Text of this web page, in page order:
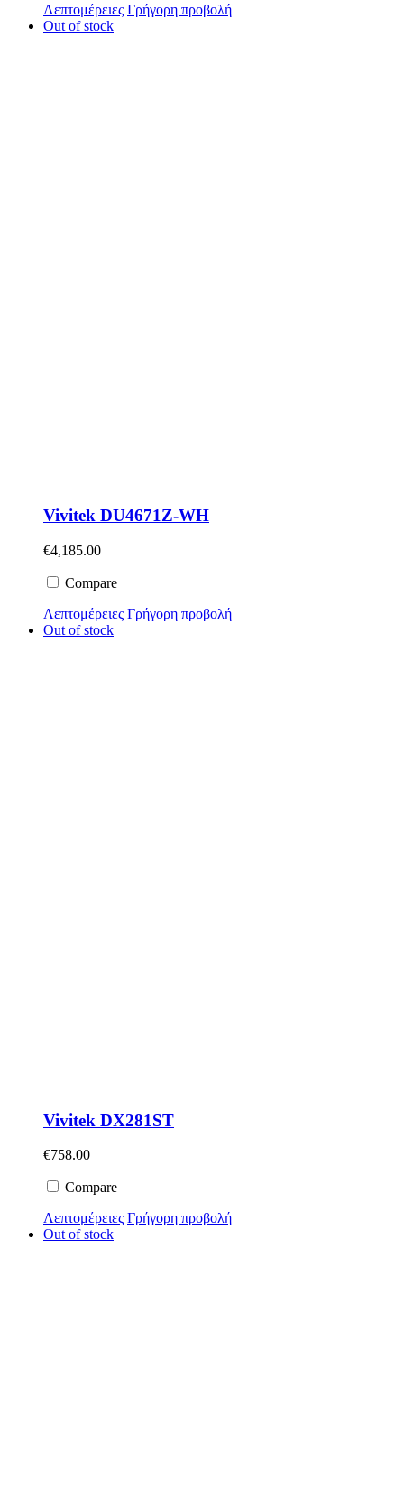
Λεπτομέρειες Γρήγορη προβολή
Out of stock
Vivitek DU4671Z-WH
€4,185.00
Compare
Λεπτομέρειες Γρήγορη προβολή
Out of stock
Vivitek DX281ST
€758.00
Compare
Λεπτομέρειες Γρήγορη προβολή
Out of stock